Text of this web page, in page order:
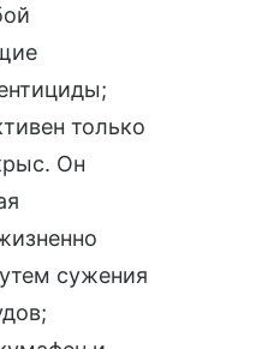
только
Он
сужения